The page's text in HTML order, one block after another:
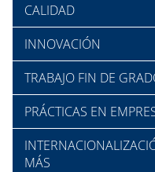
CALIDAD
INNOVACIÓN
TRABAJO FIN DE
PRÁCTICAS EN
MÁS